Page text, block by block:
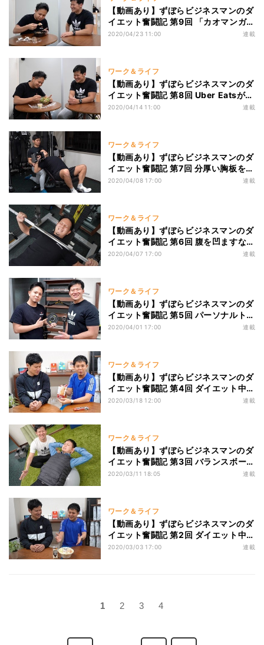
【動画あり】ずぼらビジネスマンのダ
イエット奮闘記 第9回 「カオマンガ
イ」でたんぱく質を美味しく摂ろう!
2020/04/23 11:00 連載
ワーク＆ライフ
【動画あり】ずぼらビジネスマンのダ
イエット奮闘記 第8回 Uber Eatsが在
宅勤務中のダイエットの味方に!? オ
2020/04/14 11:00 連載
ワーク＆ライフ
【動画あり】ずぼらビジネスマンのダ
イエット奮闘記 第7回 分厚い胸板を手
に入れろ! パーソナルトレーニング体
2020/04/08 17:00 連載
ワーク＆ライフ
【動画あり】ずぼらビジネスマンのダ
イエット奮闘記 第6回 腹を凹ますなら
胸トレから!? パーソナルトレーニン
2020/04/07 17:00 連載
ワーク＆ライフ
【動画あり】ずぼらビジネスマンのダ
イエット奮闘記 第5回 パーソナルトレ
ーニングを実際に体験してみた「カウ
2020/04/01 17:00 連載
ワーク＆ライフ
【動画あり】ずぼらビジネスマンのダ
イエット奮闘記 第4回 ダイエット中の
間食にはコレ! たんぱく質を効果的に
2020/03/18 12:00 連載
ワーク＆ライフ
【動画あり】ずぼらビジネスマンのダ
イエット奮闘記 第3回 バランスボール
でお腹痩せ! オススメトレーニングメ
2020/03/11 18:05 連載
ワーク＆ライフ
【動画あり】ずぼらビジネスマンのダ
イエット奮闘記 第2回 ダイエット中で
もラーメンが食べたい! そんな願いが
2020/03/03 17:00 連載
1 2 3 4